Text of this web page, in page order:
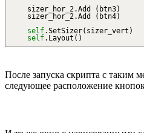
sizer_hor_2.Add ( btn3)
sizer_hor_2.Add ( btn4)
self.SetSizer( sizer_vert )
self. Layout ( )
После запуска скрипта с таким
следующее расположение